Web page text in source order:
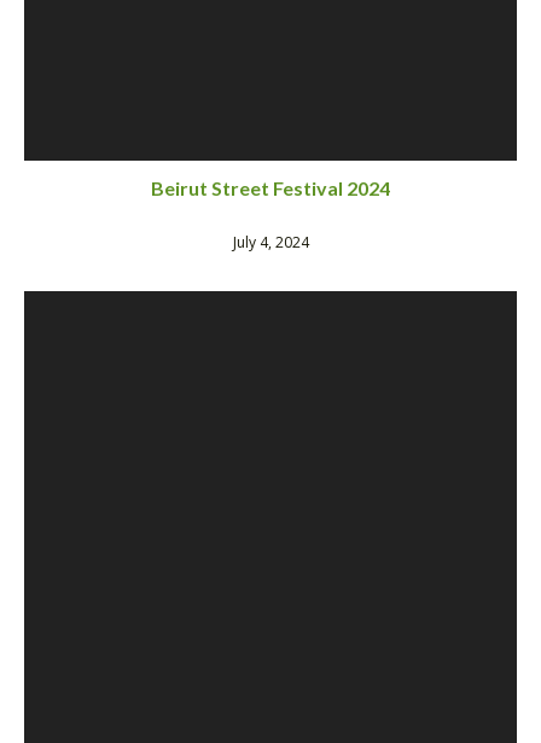
Beirut Street Festival 2024
July 4, 2024